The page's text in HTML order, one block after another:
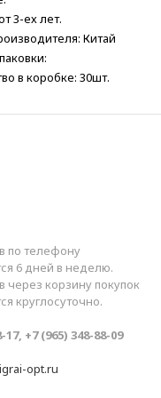
3-ех лет.
Китай
в коробке: 30шт.
по телефону
6 дней в неделю.
через корзину покупок
круглосуточно.
17, +7 (965) 348-88-09
opt.ru